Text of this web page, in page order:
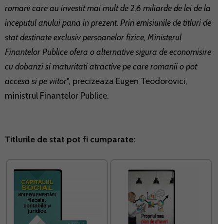
romani care au investit mai mult de 2,6 miliarde de lei de la
inceputul anului pana in prezent. Prin emisiunile de titluri de
stat destinate exclusiv persoanelor fizice, Ministerul
Finantelor Publice ofera o alternative sigura de economisire
cu dobanzi si maturitati atractive pe care romanii o pot
accesa si pe viitor", precizeaza Eugen Teodorovici,
ministrul Finantelor Publice.
Titlurile de stat pot fi cumparate: